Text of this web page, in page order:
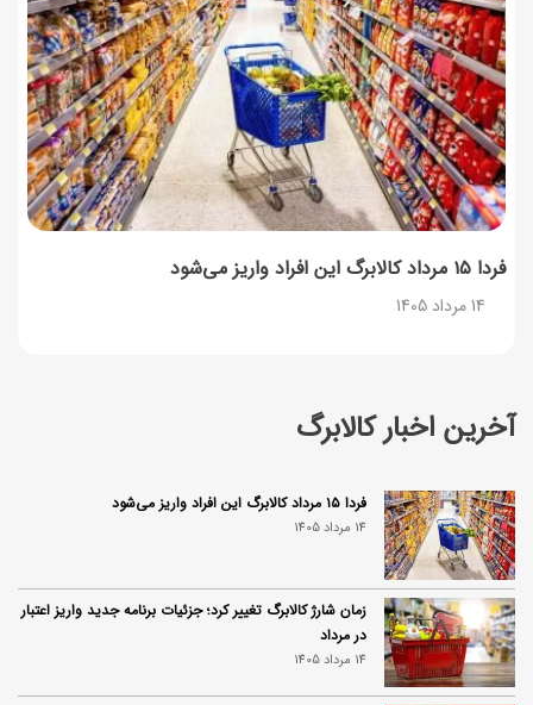
آخرین اخبار کالابرگ
فردا ۱۵ مرداد کالابرگ این افراد واریز می‌شود
14 مرداد 1405
زمان شارژ کالابرگ تغییر کرد؛ جزئیات برنامه جدید واریز اعتبار
در مرداد
14 مرداد 1405
فردا ۱۵ مرداد کالابرگ این افراد واریز می‌شود
14 مرداد 1405